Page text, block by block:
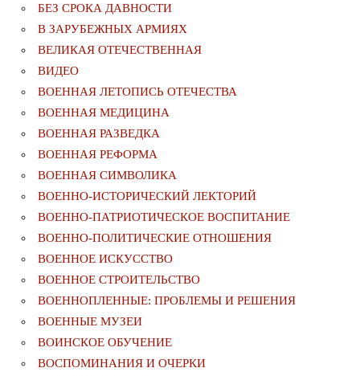
БЕЗ СРОКА ДАВНОСТИ
В ЗАРУБЕЖНЫХ АРМИЯХ
ВЕЛИКАЯ ОТЕЧЕСТВЕННАЯ
ВИДЕО
ВОЕННАЯ ЛЕТОПИСЬ ОТЕЧЕСТВА
ВОЕННАЯ МЕДИЦИНА
ВОЕННАЯ РАЗВЕДКА
ВОЕННАЯ РЕФОРМА
ВОЕННАЯ СИМВОЛИКА
ВОЕННО-ИСТОРИЧЕСКИЙ ЛЕКТОРИЙ
ВОЕННО-ПАТРИОТИЧЕСКОЕ ВОСПИТАНИЕ
ВОЕННО-ПОЛИТИЧЕСКИE ОТНОШЕНИЯ
ВОЕННОЕ ИСКУССТВО
ВОЕННОЕ СТРОИТЕЛЬСТВО
ВОЕННОПЛЕННЫЕ: ПРОБЛЕМЫ И РЕШЕНИЯ
ВОЕННЫЕ МУЗЕИ
ВОИНСКОЕ ОБУЧЕНИЕ
ВОСПОМИНАНИЯ И ОЧЕРКИ